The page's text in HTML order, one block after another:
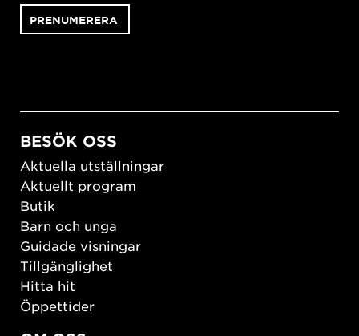
BESÖK OSS
Aktuella utställningar
Aktuellt program
Butik
Barn och unga
Guidade visningar
Tillgänglighet
Hitta hit
Öppettider